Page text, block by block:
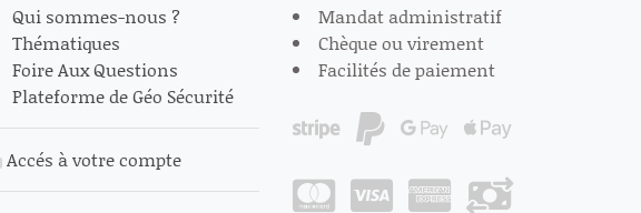
Qui sommes-nous ?
Thématiques
Foire Aux Questions
Plateforme de Géo Sécurité
Accés à votre compte
Mandat administratif
Chèque ou virement
Facilités de paiement